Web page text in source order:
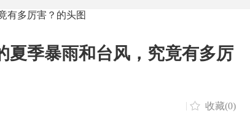
夏季暴雨和台风，究竟有多厉
收藏(0)
|